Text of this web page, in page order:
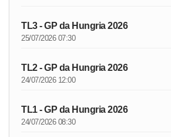
TL3 - GP da Hungria 2026
25/07/2026 07:30
TL2 - GP da Hungria 2026
24/07/2026 12:00
TL1 - GP da Hungria 2026
24/07/2026 08:30